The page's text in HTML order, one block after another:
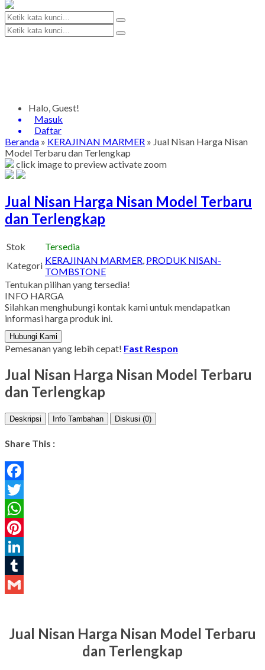
Halo, Guest!
Masuk
Daftar
Beranda » KERAJINAN MARMER » Jual Nisan Harga Nisan
Model Terbaru dan Terlengkap
click image to previewactivate zoom
Jual Nisan Harga Nisan Model Terbaru
dan Terlengkap
Stok
Tersedia
Kategori KERAJINAN MARMER, PRODUK NISAN-
TOMBSTONE
Tentukan pilihan yang tersedia!
INFO HARGA
Silahkan menghubungi kontak kami untuk mendapatkan
informasi harga produk ini.
Hubungi Kami
Pemesanan yang lebih cepat! Fast Respon
Jual Nisan Harga Nisan Model Terbaru
dan Terlengkap
Deskripsi Info Tambahan Diskusi (0)
Share This :
Facebook
Twitter
WhatsApp
Pinterest
LinkedIn
Tumblr
Jual Nisan Harga Nisan Model Terbaru
dan Terlengkap